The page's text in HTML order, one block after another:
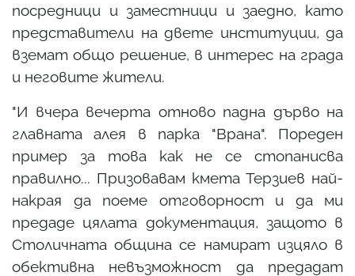
посредници и заместници и заедно, като
представители на двете институции, да
вземат общо решение, в интерес на града
и неговите жители.
"И вчера вечерта отново падна дърво на
главната алея в парка "Врана". Пореден
пример за това как не се стопанисва
правилно... Призовавам кмета Терзиев най-
накрая да поеме отговорност и да ми
предаде цялата документация, защото в
Столичната община се намират изцяло в
обективна невъзможност да предадат